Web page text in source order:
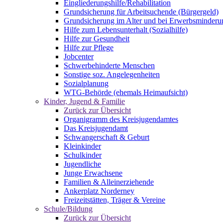
Eingliederungshilfe/Rehabilitation
Grundsicherung für Arbeitsuchende (Bürgergeld)
Grundsicherung im Alter und bei
Hilfe zum Lebensunterhalt (Sozialhilfe)
Hilfe zur Gesundheit
Hilfe zur Pflege
Jobcenter
Schwerbehinderte Menschen
Sonstige soz. Angelegenheiten
Sozialplanung
WTG-Behörde (ehemals Heimaufsicht)
Kinder, Jugend & Familie
Zurück zur Übersicht
Organigramm des Kreisjugendamtes
Das Kreisjugendamt
Schwangerschaft & Geburt
Kleinkinder
Schulkinder
Jugendliche
Junge Erwachsene
Familien & Alleinerziehende
Ankerplatz Norderney
Freizeitstätten, Träger & Vereine
Schule/Bildung
Zurück zur Übersicht